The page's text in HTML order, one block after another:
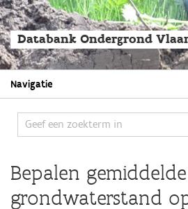
en
naar
de
Databank Ondergrond
Main
navigation
Navigatie
Bepalen gemiddelde
grondwaterstand